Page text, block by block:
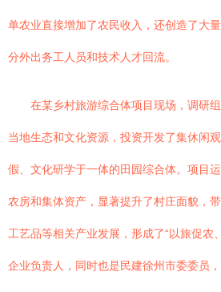
单农业直接增加了农民收入，还创造了大
分外出务工人员和技术人才回流。
在某乡村旅游综合体项目现场，调研
当地生态和文化资源，投资开发了集休闲
假、文化研学于一体的田园综合体。项目
农房和集体资产，显著提升了村庄面貌，
工艺品等相关产业发展，形成了“以旅促农
企业负责人，同时也是民建徐州市委委员